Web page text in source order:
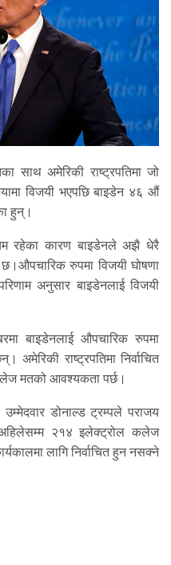
साथ अमेरिकी राष्ट्रपतिमा जो
विजयी भएपछि बाइडेन ४६ औं
हुन्।
रहेका कारण बाइडेनले अझै धेरै
रुपमा विजयी घोषणा
अनुसार बाइडेनलाई विजयी
बाइडेनलाई औपचारिक रुपमा
अमेरिकी राष्ट्रपतिमा निर्वाचित
मतको आवश्यकता पर्छ।
उम्मेदवार डोनाल्ड ट्रम्पले पराजय
२१४ इलेक्ट्रोल कलेज
लागि निर्वाचित हुन नसक्ने